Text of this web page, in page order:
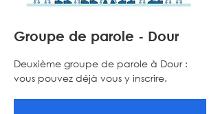
Groupe de parole - Dour
Deuxième groupe de parole à Dour :
vous pouvez déjà vous y inscrire.